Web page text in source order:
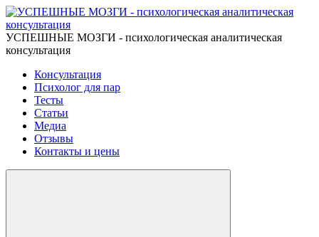
УСПЕШНЫЕ МОЗГИ - психологическая аналитическая
консультация
Консультация
Психолог для пар
Тесты
Статьи
Медиа
Отзывы
Контакты и цены